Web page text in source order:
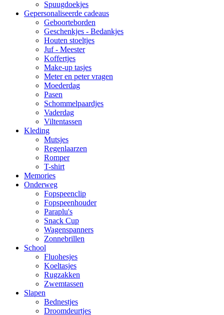
Spuugdoekjes
Gepersonaliseerde cadeaus
Geboorteborden
Geschenkjes - Bedankjes
Houten stoeltjes
Juf - Meester
Koffertjes
Make-up tasjes
Meter en peter vragen
Moederdag
Pasen
Schommelpaardjes
Vaderdag
Viltentassen
Kleding
Mutsjes
Regenlaarzen
Romper
T-shirt
Memories
Onderweg
Fopspeenclip
Fopspeenhouder
Paraplu's
Snack Cup
Wagenspanners
Zonnebrillen
School
Fluohesjes
Koeltasjes
Rugzakken
Zwemtassen
Slapen
Bednestjes
Droomdeurtjes